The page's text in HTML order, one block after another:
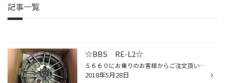
記事一覧
☆BBS RE-L2☆
Ｓ６６０にお乗りのお客様からご注文頂いていたＢＢＳが入荷しました～ かっこいい！！ 僕達は商品が入荷したらまずはすぐにキズなどのチェックをします。 色々なメーカーのホイールを見ますがどんなに高級なホイールでも 塗装やクリア不良の商品があるのでチェックは必須です。 ただBBSさんのホイ...
2018年5月28日